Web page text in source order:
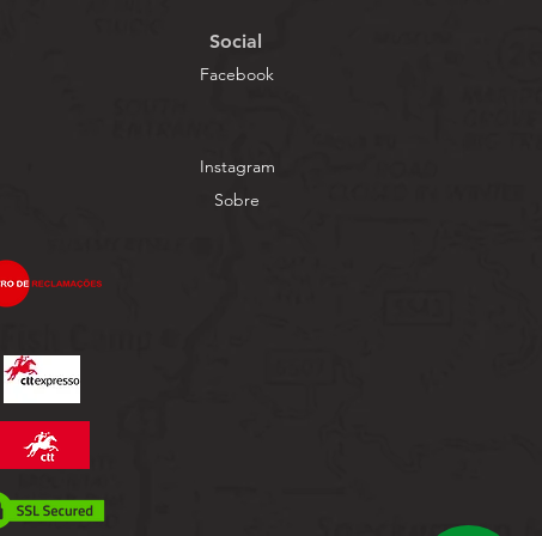
Social
Facebook
Instagram
Sobre